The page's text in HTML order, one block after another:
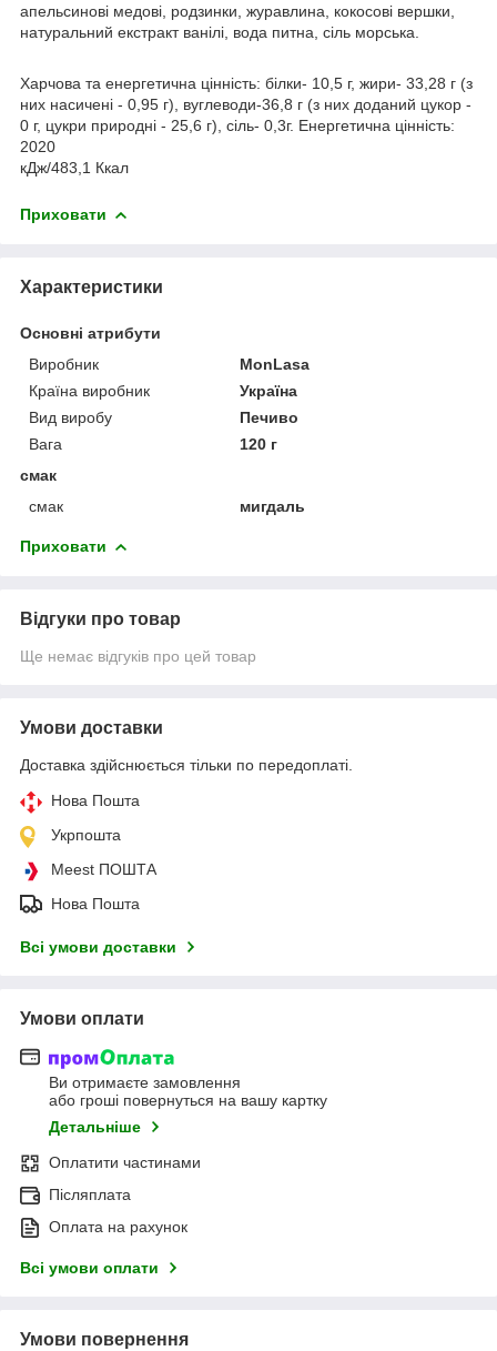
апельсинові медові, родзинки, журавлина, кокосові вершки,
натуральний екстракт ванілі, вода питна, сіль морська.
Харчова та енергетична цінність: білки- 10,5 г, жири- 33,28 г (з
них насичені - 0,95 г), вуглеводи-36,8 г (з них доданий цукор -
0 г, цукри природні - 25,6 г), сіль- 0,3г. Енергетична цінність:
2020
кДж/483,1 Ккал
Приховати
Характеристики
Основні атрибути
Виробник
MonLasa
Країна виробник
Україна
Вид виробу
Печиво
Вага
120 г
смак
смак
мигдаль
Приховати
Відгуки про товар
Ще немає відгуків про цей товар
Умови доставки
Доставка здійснюється тільки по передоплаті.
Нова Пошта
Укрпошта
Meest ПОШТА
Нова Пошта
Всі умови доставки
Умови оплати
Ви отримаєте замовлення
або гроші повернуться на вашу картку
Детальніше
Оплатити частинами
Післяплата
Оплата на рахунок
Всі умови оплати
Умови повернення